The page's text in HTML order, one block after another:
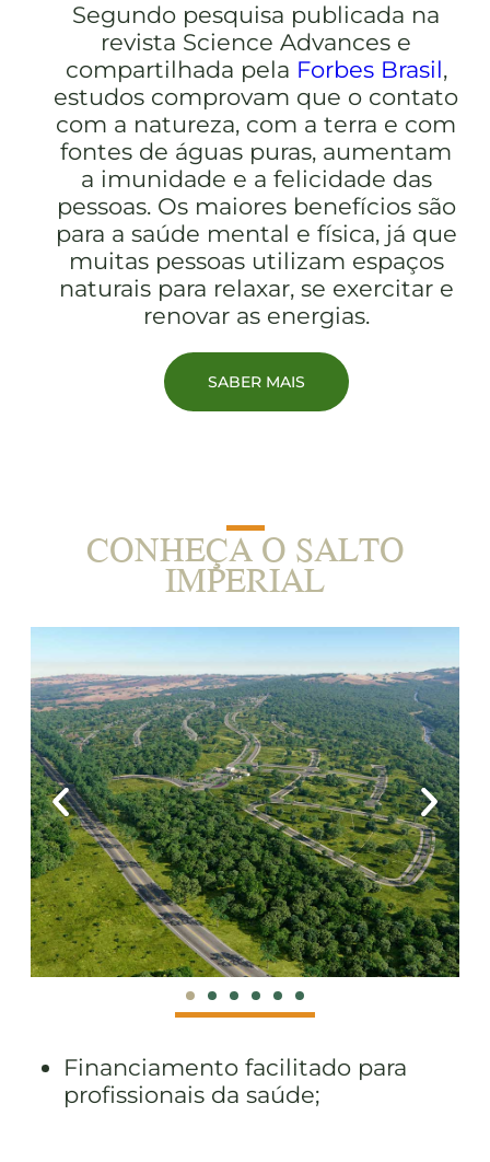
Segundo pesquisa publicada na
revista Science Advances e
compartilhada pela Forbes Brasil,
estudos comprovam que o contato
com a natureza, com a terra e com
fontes de águas puras, aumentam
a imunidade e a felicidade das
pessoas. Os maiores benefícios são
para a saúde mental e física, já que
muitas pessoas utilizam espaços
naturais para relaxar, se exercitar e
renovar as energias.
SABER MAIS
CONHEÇA O SALTO
IMPERIAL
Financiamento facilitado para
profissionais da saúde;